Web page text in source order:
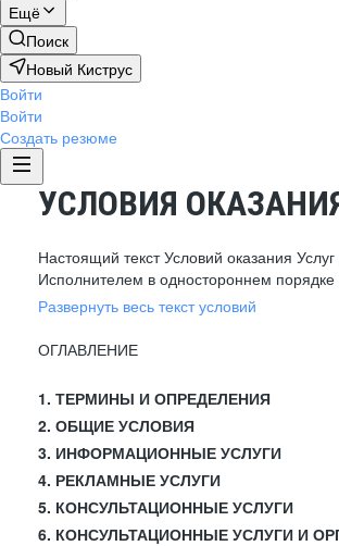
Ещё
Поиск
Новый Киструс
Войти
Войти
Создать резюме
УСЛОВИЯ
Настоящий текст Условий оказания
Исполнителем в одностороннем
Развернуть весь текст условий
ОГЛАВЛЕНИЕ
1. ТЕРМИНЫ И ОПРЕДЕЛЕНИЯ
2. ОБЩИЕ УСЛОВИЯ
3. ИНФОРМАЦИОННЫЕ УСЛУГИ
4. РЕКЛАМНЫЕ УСЛУГИ
5. КОНСУЛЬТАЦИОННЫЕ УСЛУГИ
6. КОНСУЛЬТАЦИОННЫЕ УСЛУГИ И